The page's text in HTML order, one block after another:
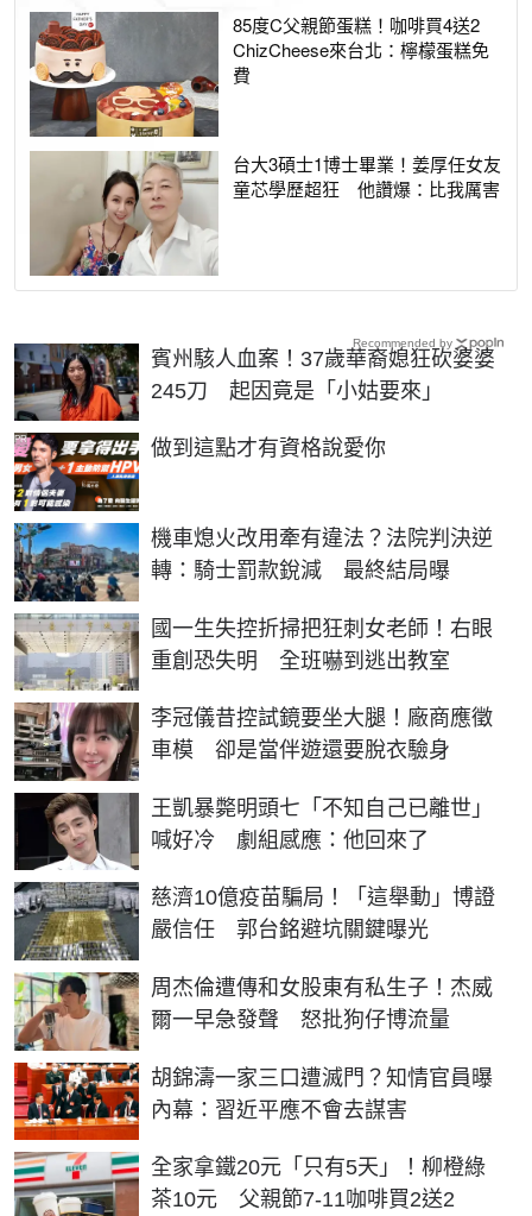
85度C父親節蛋糕！咖啡買4送2
ChizCheese來台北：檸檬蛋糕免
費
台大3碩士1博士畢業！姜厚任女友
童芯學歷超狂 他讚爆：比我厲害
賓州駭人血案！37歲華裔媳狂砍婆婆
245刀 起因竟是「小姑要來」
做到這點才有資格說愛你
PR
機車熄火改用牽有違法？法院判決逆
轉：騎士罰款銳減 最終結局曝
國一生失控折掃把狂刺女老師！右眼
重創恐失明 全班嚇到逃出教室
李冠儀昔控試鏡要坐大腿！廠商應徵
車模 卻是當伴遊還要脫衣驗身
王凱暴斃明頭七「不知自己已離世」
喊好冷 劇組感應：他回來了
慈濟10億疫苗騙局！「這舉動」博證
嚴信任 郭台銘避坑關鍵曝光
周杰倫遭傳和女股東有私生子！杰威
爾一早急發聲 怒批狗仔博流量
胡錦濤一家三口遭滅門？知情官員曝
內幕：習近平應不會去謀害
全家拿鐵20元「只有5天」！柳橙綠
茶10元 父親節7-11咖啡買2送2
Recommended by